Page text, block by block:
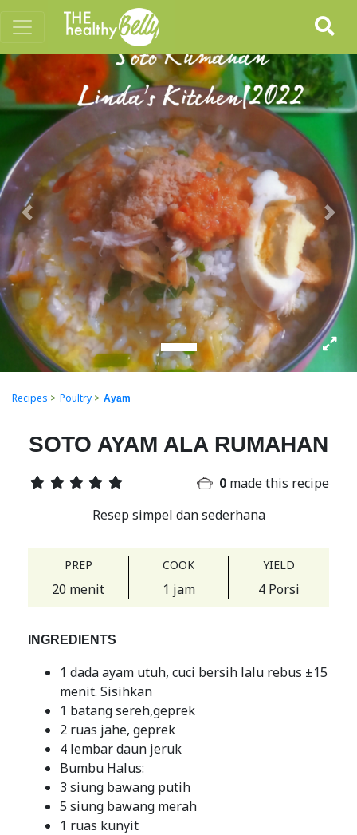
Previous Next
Recipes > Poultry > Ayam
SOTO AYAM ALA RUMAHAN
0 made this recipe
Resep simpel dan sederhana
PREP
20 menit
COOK
1 jam
YIELD
4 Porsi
INGREDIENTS
1 dada ayam utuh, cuci bersih lalu rebus ±15
menit. Sisihkan
1 batang sereh,geprek
2 ruas jahe, geprek
4 lembar daun jeruk
Bumbu Halus:
3 siung bawang putih
5 siung bawang merah
1 ruas kunyit